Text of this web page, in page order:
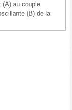
(A) au couple
(B) de la